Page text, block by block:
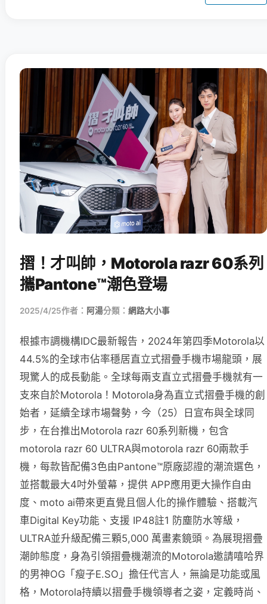
摺！才叫帥，Motorola razr 60系列
攜Pantone™潮色登場
2025/4/25作者： 阿湯分類： 網路大小事
根據市調機構IDC最新報告，2024年第四季Motorola以
44.5%的全球市佔率穩居直立式摺疊手機市場龍頭，展
現驚人的成長動能。全球每兩支直立式摺疊手機就有一
支來自於Motorola！Motorola身為直立式摺疊手機的創
始者，延續全球市場聲勢，今（25）日宣布與全球同
步，在台推出Motorola razr 60系列新機，包含
motorola razr 60 ULTRA與motorola razr 60兩款手
機，每款皆配備3色由Pantone™原廠認證的潮流選色，
並搭載最大4吋外螢幕，提供 APP應用更大操作自由
度、moto ai帶來更直覺且個人化的操作體驗、搭載汽
車Digital Key功能、支援 IP48註1 防塵防水等級，
ULTRA並升級配備三顆5,000 萬畫素鏡頭。為展現摺疊
潮帥態度，身為引領摺疊機潮流的Motorola邀請嘻哈界
的男神OG「瘦子E.SO」擔任代言人，無論是功能或風
格，Motorola持續以摺疊手機領導者之姿，定義時尚、